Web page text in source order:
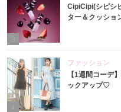
3
CipiCipi(シピシ
ター＆クッショ
4
ファッション
【1週間コーデ
ックアップ♡